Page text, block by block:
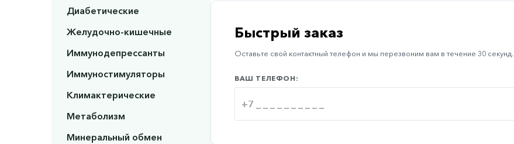
Диабетические
Желудочно-кишечные
Иммунодепрессанты
Иммуностимуляторы
Климактерические
Метаболизм
Минеральный обмен
Быстрый заказ
Оставьте свой контактный телефон и мы перезвоним вам в течение 30 секунд.
ВАШ ТЕЛЕФОН: